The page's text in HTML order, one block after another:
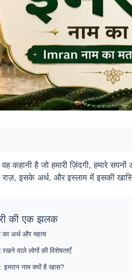
कहानी है जो हमारी ज़िंदगी, हमारे
इसके अर्थ, और इस्लाम में इसकी
की एक झलक
का अर्थ और महत्व
रखने वाले लोगों की विशेषताएँ
इमरान नाम क्यों है खास?